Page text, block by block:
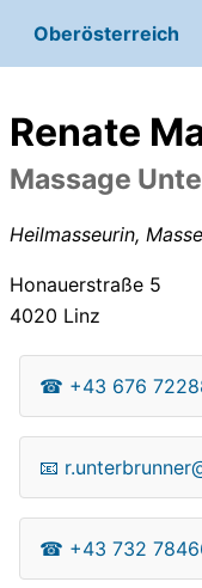
Oberösterreich
Renate
Massage
Heilmasseurin,
Honauerstraße 5
4020 Linz
☎ +43 676
📧
☎ +43 732